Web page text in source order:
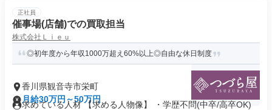
正社員
催事場(店舗)での買取担当
株式会社Ｌｉｅｕ
◎初年度から年収1000万超え60%以上◎自由な休日制度
香川県観音寺市栄町
月給30万円～50万円
求めている人材 【求める人物像】 ・学歴不問(中卒/高卒OK)